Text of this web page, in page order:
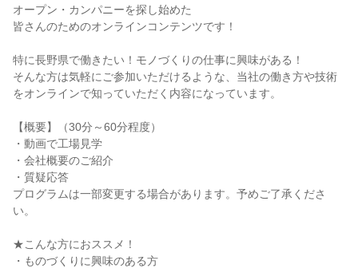
オープン・カンパニーを探し始めた
皆さんのためのオンラインコンテンツです！
特に長野県で働きたい！モノづくりの仕事に興味がある！
そんな方は気軽にご参加いただけるような、当社の働き方や技術
をオンラインで知っていただく内容になっています。
【概要】（30分～60分程度）
・動画で工場見学
・会社概要のご紹介
・質疑応答
プログラムは一部変更する場合があります。予めご了承くださ
い。
★こんな方におススメ！
・ものづくりに興味のある方